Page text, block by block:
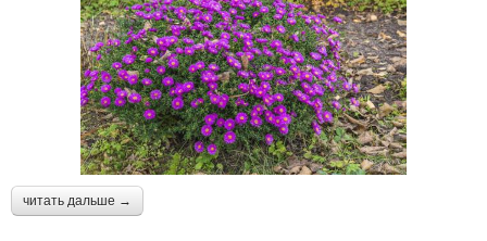
читать дальше →